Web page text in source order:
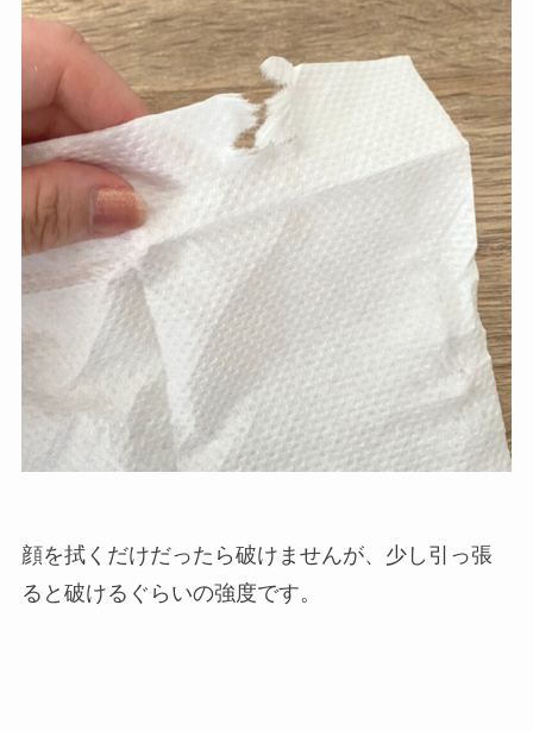
顔を拭くだけだったら破けませんが、少し引っ張
ると破けるぐらいの強度です。